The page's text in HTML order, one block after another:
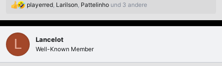
R
a
k
i
o
playerred Larilson Pattelinho und 3 andere
L Lancelot
Well-Known Member